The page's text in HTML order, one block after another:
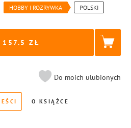
HOBBY I ROZRYWKA POLSKI
157.5
Do moich ulubionych
O KSIĄŻCE